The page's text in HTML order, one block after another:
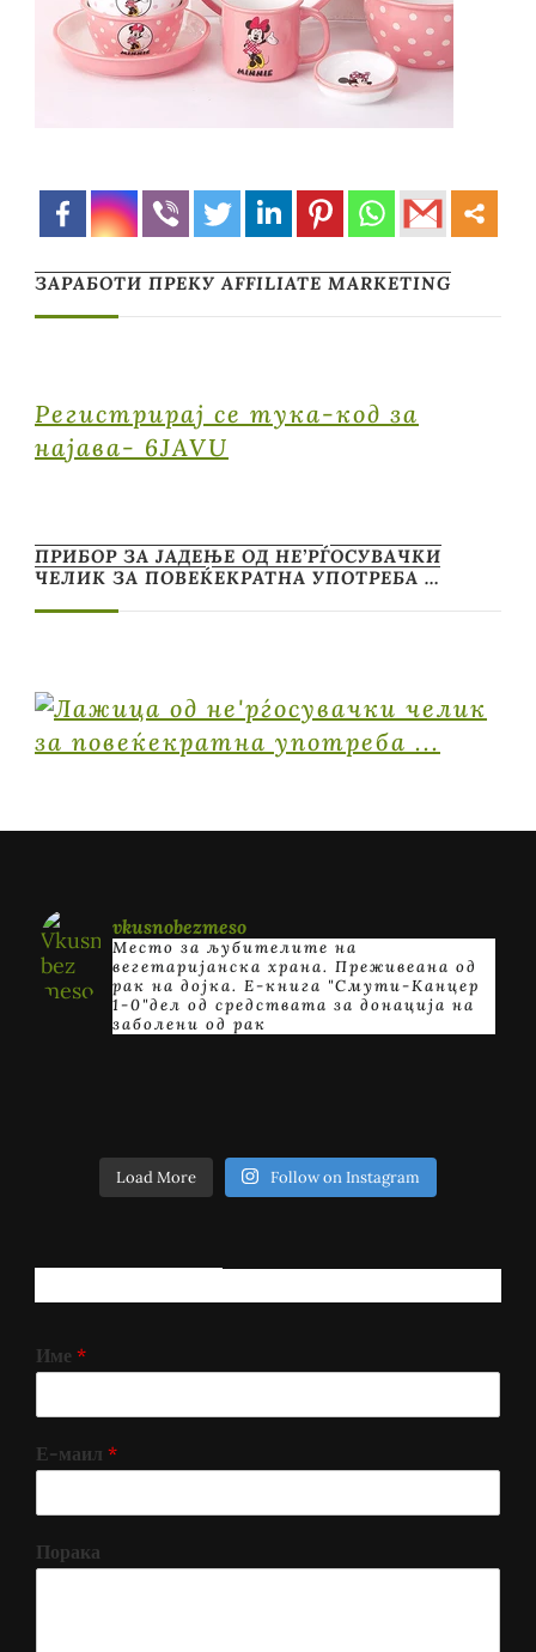
ЗАРАБОТИ ПРЕКУ AFFILIATE MARKETING
Регистрирај се тука-код за
најава- 6JAVU
ПРИБОР ЗА ЈАДЕЊЕ ОД НЕ’РЃОСУВАЧКИ
ЧЕЛИК ЗА ПОВЕЌЕКРАТНА УПОТРЕБА …
vkusnobezmeso
Место за љубителите на
вегетаријанска храна. Преживеана од
рак на дојка. E-книга "Смути-Канцер
1-0"дел од средствата за донација на
заболени од рак
Load More Follow on Instagram
Име *
Е-маил *
Порака